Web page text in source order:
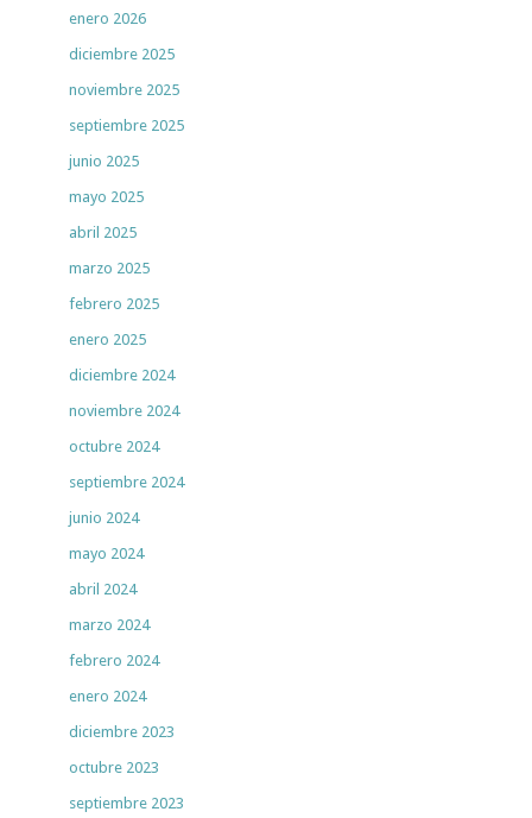
enero 2026
diciembre 2025
noviembre 2025
septiembre 2025
junio 2025
mayo 2025
abril 2025
marzo 2025
febrero 2025
enero 2025
diciembre 2024
noviembre 2024
octubre 2024
septiembre 2024
junio 2024
mayo 2024
abril 2024
marzo 2024
febrero 2024
enero 2024
diciembre 2023
octubre 2023
septiembre 2023